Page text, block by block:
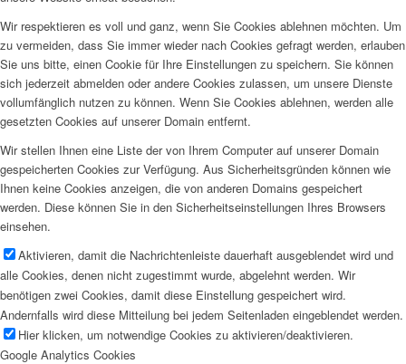
Wir respektieren es voll und ganz, wenn Sie Cookies ablehnen möchten. Um
zu vermeiden, dass Sie immer wieder nach Cookies gefragt werden, erlauben
Sie uns bitte, einen Cookie für Ihre Einstellungen zu speichern. Sie können
sich jederzeit abmelden oder andere Cookies zulassen, um unsere Dienste
vollumfänglich nutzen zu können. Wenn Sie Cookies ablehnen, werden alle
gesetzten Cookies auf unserer Domain entfernt.
Wir stellen Ihnen eine Liste der von Ihrem Computer auf unserer Domain
gespeicherten Cookies zur Verfügung. Aus Sicherheitsgründen können wie
Ihnen keine Cookies anzeigen, die von anderen Domains gespeichert
werden. Diese können Sie in den Sicherheitseinstellungen Ihres Browsers
einsehen.
Aktivieren, damit die Nachrichtenleiste dauerhaft ausgeblendet wird und
alle Cookies, denen nicht zugestimmt wurde, abgelehnt werden. Wir
benötigen zwei Cookies, damit diese Einstellung gespeichert wird.
Andernfalls wird diese Mitteilung bei jedem Seitenladen eingeblendet werden.
Hier klicken, um notwendige Cookies zu aktivieren/deaktivieren.
Google Analytics Cookies